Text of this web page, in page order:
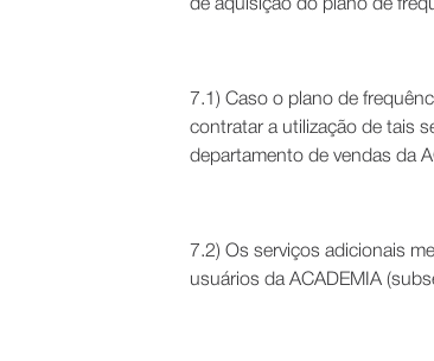
de aquisição do plano de
7.1) Caso o plano de
contratar a utilização de tais
departamento de vendas da
7.2) Os serviços adicionais
usuários da ACADEMIA